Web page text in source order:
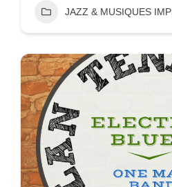
JAZZ & MUSIQUES